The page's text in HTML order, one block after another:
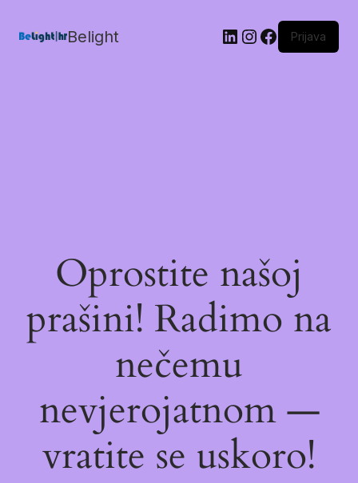
Belight Prijava
Oprostite našoj
prašini! Radimo na
nečemu
nevjerojatnom —
vratite se uskoro!